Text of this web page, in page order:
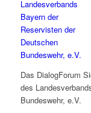
Das DialogForum
des
Bundeswehr, e.V.